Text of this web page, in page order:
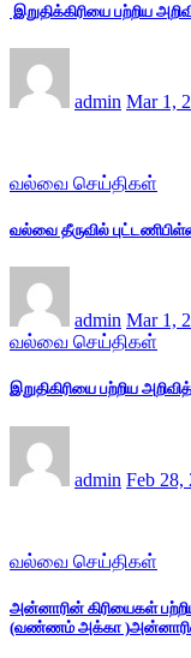
இறுதிக்கிரியை பற்றிய
admin Mar 1,
வல்வை செய்திகள்
வல்வை தீருவில்
admin Mar 1,
வல்வை செய்திகள்
இறுதிகிரியை பற்றிய
admin Feb 28,
வல்வை செய்திகள்
அன்னாரின் கிரியைகள்
(வண்ணம் அக்கா )அன்னாரின்